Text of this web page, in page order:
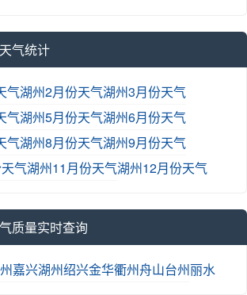
气统计
气湖州2月份天气湖州3月份天气
气湖州5月份天气湖州6月份天气
气湖州8月份天气湖州9月份天气
气湖州11月份天气湖州12月份天气
质量实时查询
嘉兴湖州绍兴金华衢州舟山台州丽水